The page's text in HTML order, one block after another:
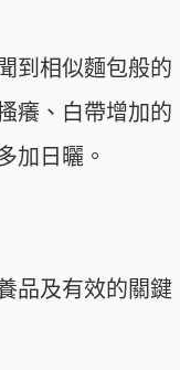
到相似麵包般的
癢、白帶增加的
加日曬。
品及有效的關鍵